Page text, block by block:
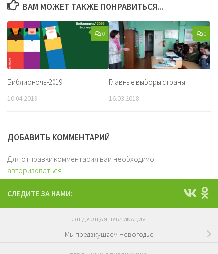
ВАМ МОЖЕТ ТАКЖЕ ПОНРАВИТЬСЯ...
0
Библионочь-2019
10.04.2019
0
Главные выборы страны
16.03.2018
ДОБАВИТЬ КОММЕНТАРИЙ
Для отправки комментария вам необходимо
авторизоваться
СЛЕДИТЕ ЗА НАМИ:
СЛЕДУЮЩАЯ ПУБЛИКАЦИЯ
Мы предвкушаем Новогодье